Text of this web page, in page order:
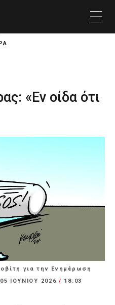
«Εν οίδα ότι
για την Ενημέρωση
05 ΙΟΥΝΊΟΥ 2026/ 18:03